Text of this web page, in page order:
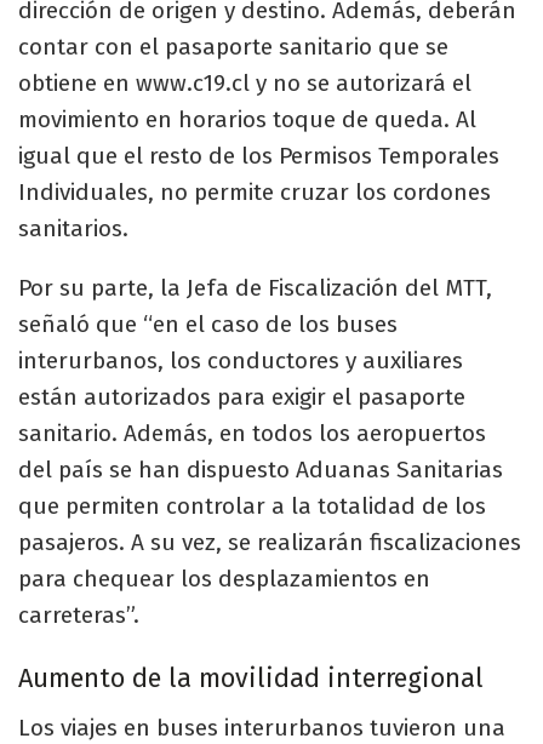
dirección de origen y destino. Además, deberán
contar con el pasaporte sanitario que se
obtiene en www.c19.cl y no se autorizará el
movimiento en horarios toque de queda. Al
igual que el resto de los Permisos Temporales
Individuales, no permite cruzar los cordones
sanitarios.
Por su parte, la Jefa de Fiscalización del MTT,
señaló que “en el caso de los buses
interurbanos, los conductores y auxiliares
están autorizados para exigir el pasaporte
sanitario. Además, en todos los aeropuertos
del país se han dispuesto Aduanas Sanitarias
que permiten controlar a la totalidad de los
pasajeros. A su vez, se realizarán fiscalizaciones
para chequear los desplazamientos en
carreteras”.
Aumento de la movilidad interregional
Los viajes en buses interurbanos tuvieron una